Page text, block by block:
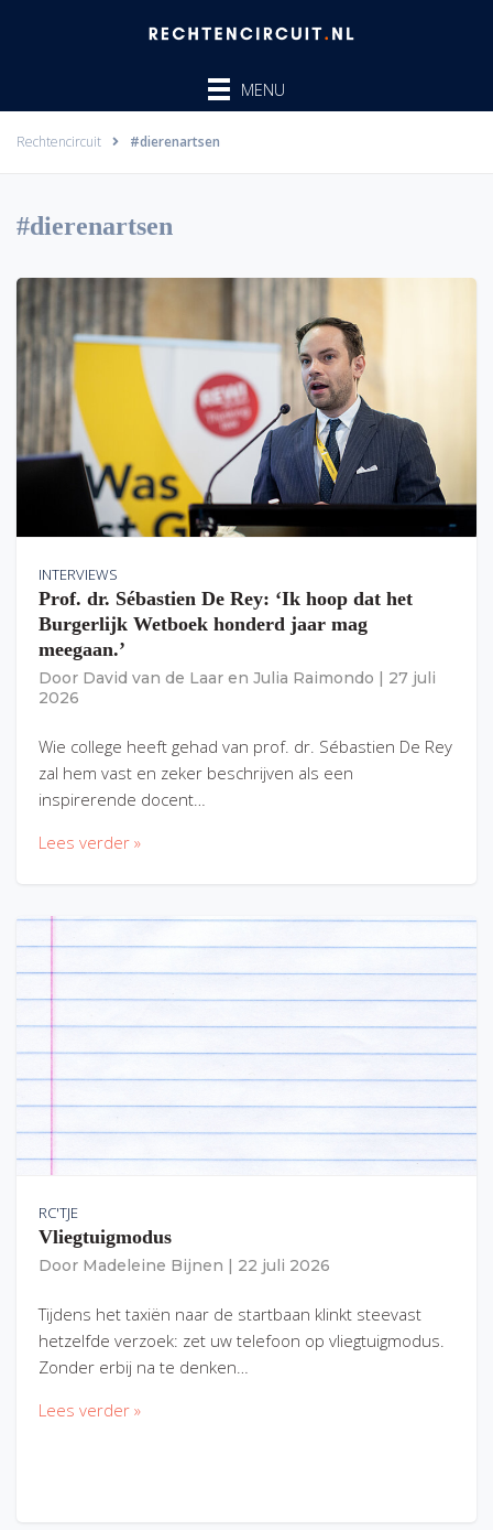
MENU
Rechtencircuit #dierenartsen
#dierenartsen
INTERVIEWS
Prof. dr. Sébastien De Rey: ‘Ik hoop dat het
Burgerlijk Wetboek honderd jaar mag
meegaan.’
Door David van de Laar en Julia Raimondo
27 juli
2026
Wie college heeft gehad van prof. dr. Sébastien De Rey
zal hem vast en zeker beschrijven als een
inspirerende docent…
Lees verder »
RC'TJE
Vliegtuigmodus
Door Madeleine Bijnen 22 juli 2026
Tijdens het taxiën naar de startbaan klinkt steevast
hetzelfde verzoek: zet uw telefoon op vliegtuigmodus.
Zonder erbij na te denken…
Lees verder »